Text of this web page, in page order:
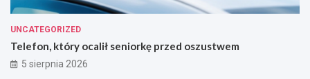
UNCATEGORIZED
Telefon, który ocalił seniorkę przed oszustwem
5 sierpnia 2026